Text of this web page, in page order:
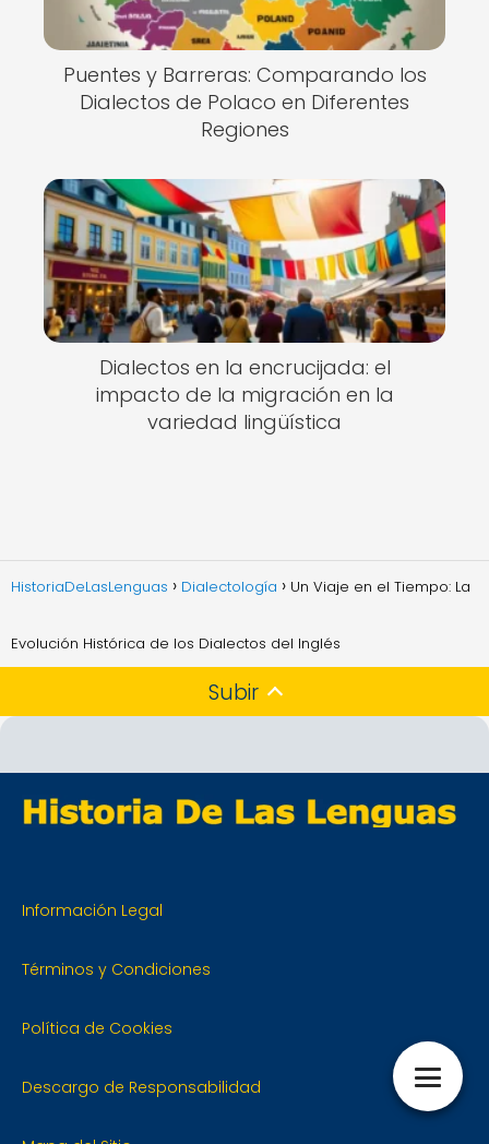
Puentes y Barreras: Comparando los
Dialectos de Polaco en Diferentes
Regiones
Dialectos en la encrucijada: el
impacto de la migración en la
variedad lingüística
HistoriaDeLasLenguas Dialectología Un Viaje en el Tiempo: La
Evolución Histórica de los Dialectos del Inglés
Subir
Información Legal
Términos y Condiciones
Política de Cookies
Descargo de Responsabilidad